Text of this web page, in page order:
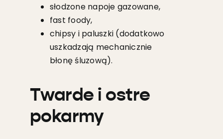
słodzone napoje gazowane,
fast foody,
chipsy i paluszki (dodatkowo
uszkadzają mechanicznie
błonę śluzową).
Twarde i ostre
pokarmy